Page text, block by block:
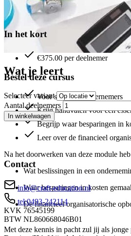
Wat je leert
Voor startende ondernemers
Krijg handvaten voor een
Begrijp waar besparingen in
Leer over de financieel
Na het doorwerken van deze module
Wat beslissingen in een
Waar besparingen in kosten
De financieel organisatorische
Met deze kennis in pacht zul jij als
In het kort
€375.00 per deelnemer
Bestel deze cursus
Selecteer variant
Aantal deelnemers
In winkelwagen
Contact
info@craft-education.nl
tel:0493-242114
KVK 76545199
BTW NL860668046B01